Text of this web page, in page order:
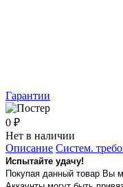
Гарантии
0 ₽
Нет в наличии
Описание Систем.
Испытайте удачу!
Покупая данный товар Вы